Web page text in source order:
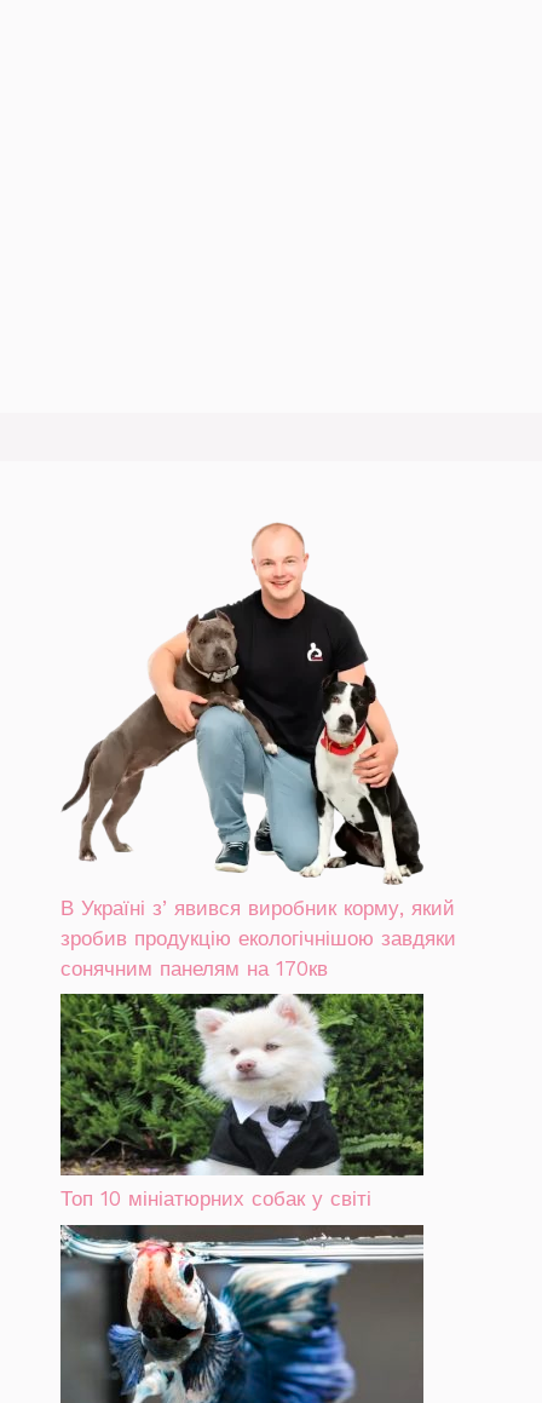
В Україні зʼявився виробник корму, який
зробив продукцію екологічнішою завдяки
сонячним панелям на 170кв
Топ 10 мініатюрних собак у світі